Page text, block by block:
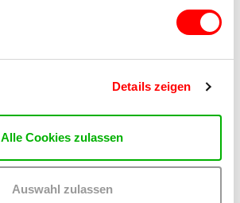
Details zeigen
Alle Cookies zulassen
Auswahl zulassen